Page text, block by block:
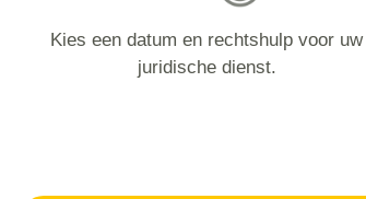
Kies een datum en rechtshulp voor uw
juridische dienst.